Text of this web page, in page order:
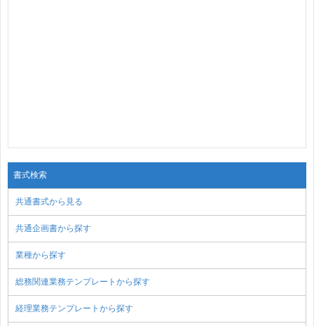
書式検索
共通書式から見る
共通企画書から探す
業種から探す
総務関連業務テンプレートから探す
経理業務テンプレートから探す